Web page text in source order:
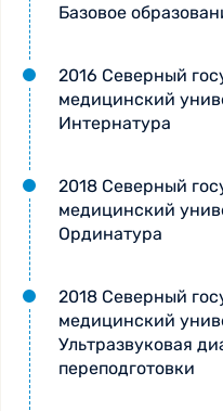
Базовое
2016 Северный
медицинский
Интернатура
2018 Северный
медицинский
Ординатура
2018 Северный
медицинский
Ультразвуковая
переподготовки